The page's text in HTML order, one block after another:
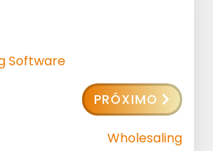
Software
PRÓXIMO
Wholesaling